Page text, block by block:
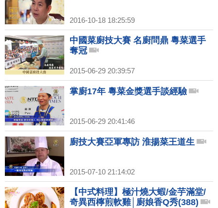
2016-10-18 18:25:59
中國菜廚技大賽 名廚問鼎 粵菜選手
奪冠
2015-06-29 20:39:57
掌廚17年 粵菜金獎選手談經驗
2015-06-29 20:41:46
廚技大賽亞軍專訪 淮揚菜王道生
2015-07-10 21:14:02
【中式料理】極汁燒大蝦/金芋滿堂/
奇異西檸煎軟雞│廚娘香Q秀(388)